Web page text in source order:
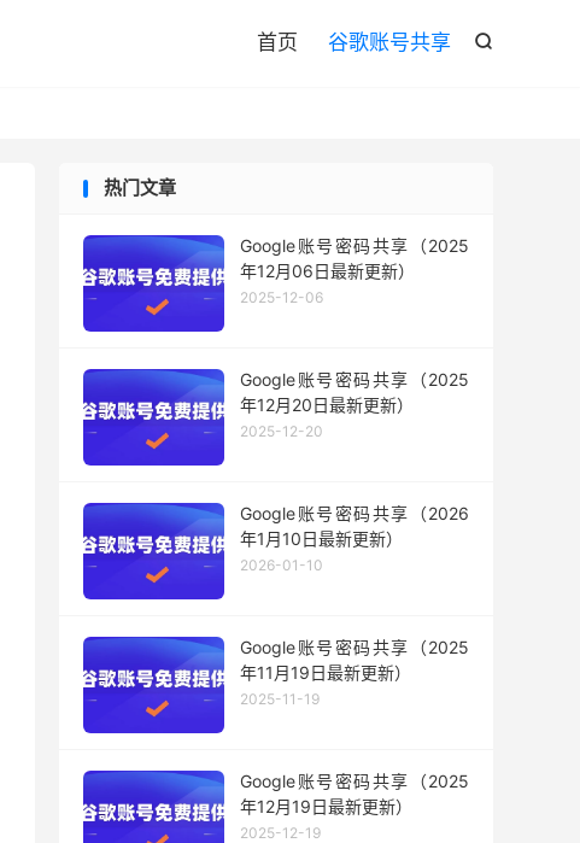

首页 谷歌账号共享
热门文章
Google账号密码共享（2025
年12月06日最新更新）
2025-12-06
Google账号密码共享（2025
年12月20日最新更新）
2025-12-20
Google账号密码共享（2026
年1月10日最新更新）
2026-01-10
Google账号密码共享（2025
年11月19日最新更新）
2025-11-19
Google账号密码共享（2025
年12月19日最新更新）
2025-12-19